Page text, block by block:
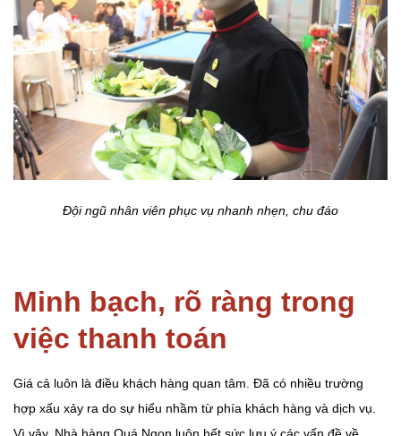
Đội ngũ nhân viên phục vụ nhanh nhẹn, chu đáo
Minh bạch, rõ ràng trong
việc thanh toán
Giá cả luôn là điều khách hàng quan tâm. Đã có nhiều trường
hợp xấu xảy ra do sự hiểu nhầm từ phía khách hàng và dịch vụ.
Vì vậy, Nhà hàng Quá Ngon luôn hết sức lưu ý các vấn đề về